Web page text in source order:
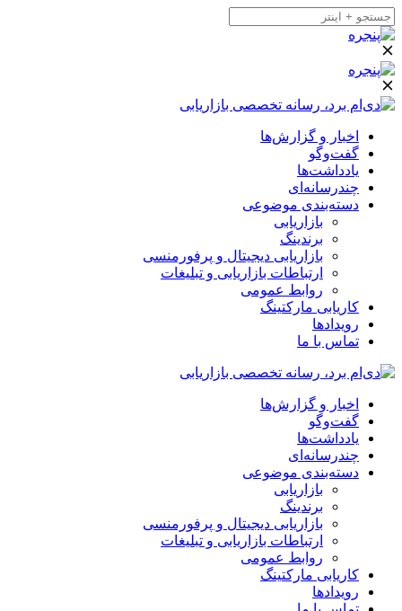
اخبار و گزارش‌ها
گفت‌وگو
یادداشت‌ها
چندرسانه‌ای
دسته‌بندی موضوعی
بازاریابی
برندینگ
بازاریابی دیجیتال و پرفورمنسی
ارتباطات بازاریابی و تبلیغات
روابط عمومی
کاریابی مارکتینگ
رویدادها
تماس با ما
اخبار و گزارش‌ها
گفت‌وگو
یادداشت‌ها
چندرسانه‌ای
دسته‌بندی موضوعی
بازاریابی
برندینگ
بازاریابی دیجیتال و پرفورمنسی
ارتباطات بازاریابی و تبلیغات
روابط عمومی
کاریابی مارکتینگ
رویدادها